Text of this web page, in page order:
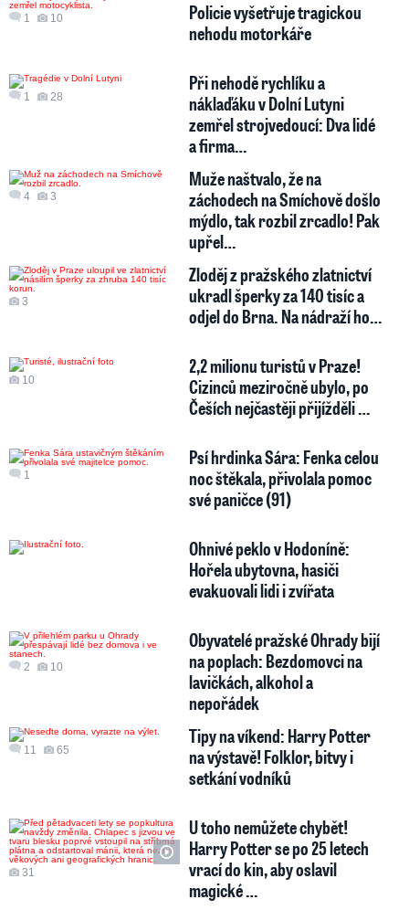
1 10
Policie vyšetřuje tragickou
nehodu motorkáře
1 28
Při nehodě rychlíku a
náklaďáku v Dolní Lutyni
zemřel strojvedoucí: Dva lidé
a firma…
4 3
Muže naštvalo, že na
záchodech na Smíchově došlo
mýdlo, tak rozbil zrcadlo! Pak
upřel…
3
Zloděj z pražského zlatnictví
ukradl šperky za 140 tisíc a
odjel do Brna. Na nádraží ho…
10
2,2 milionu turistů v Praze!
Cizinců meziročně ubylo, po
Češích nejčastěji přijížděli …
1
Psí hrdinka Sára: Fenka celou
noc štěkala, přivolala pomoc
své paničce (91)
Ohnivé peklo v Hodoníně:
Hořela ubytovna, hasiči
evakuovali lidi i zvířata
2 10
Obyvatelé pražské Ohrady bijí
na poplach: Bezdomovci na
lavičkách, alkohol a
nepořádek
11 65
Tipy na víkend: Harry Potter
na výstavě! Folklor, bitvy i
setkání vodníků
31
U toho nemůžete chybět!
Harry Potter se po 25 letech
vrací do kin, aby oslavil
magické …